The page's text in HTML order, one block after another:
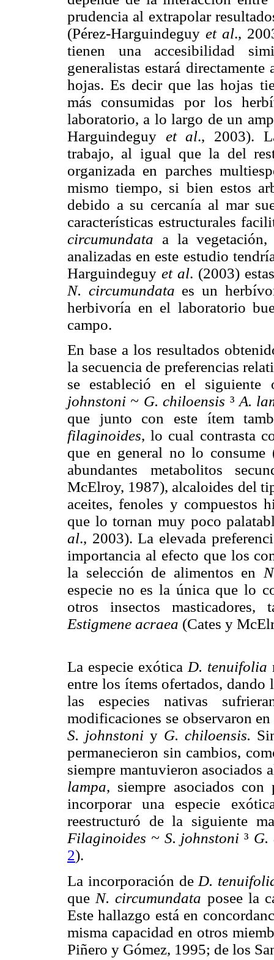
prudencia al extrapolar
(Pérez-Harguindeguy et al.,
tienen una accesibilidad
generalistas estará
hojas. Es decir que las hojas
más consumidas por los
laboratorio, a lo largo de un
Harguindeguy et al., 2003).
trabajo, al igual que la del
organizada en parches
mismo tiempo, si bien estos
debido a su cercanía al mar
características estructurales
circumundata a la
analizadas en este estudio
Harguindeguy et al. (2003)
N. circumundata es un
herbivoría en el laboratorio
campo.
En base a los resultados
la secuencia de preferencias
se estableció en el siguiente
johnstoni ~ G. chiloensis ³ A.
que junto con este ítem
filaginoides, lo cual contrasta
que en general no lo consume
abundantes metabolitos
McElroy, 1987), alcaloides del
aceites, fenoles y compuestos
que lo tornan muy poco
al., 2003). La elevada
importancia al efecto que los
la selección de alimentos en
especie no es la única que lo
otros insectos
Estigmene acraea (Cates y
La especie exóticaD. tenuifolia
entre los ítems ofertados, dando
las especies nativas
modificaciones se observaron
S. johnstoni y G. chiloensis.
permanecieron sin cambios,
siempre mantuvieron asociados
lampa, siempre asociados con
incorporar una especie
reestructuró de la siguiente
Filaginoides ~ S. johnstoni³ G.
2).
La incorporación de D.
que N. circumundata posee la
Este hallazgo está en
misma capacidad en otros
Piñero y Gómez, 1995; de los